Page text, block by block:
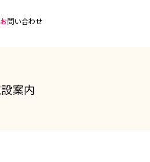
お問い合わせ